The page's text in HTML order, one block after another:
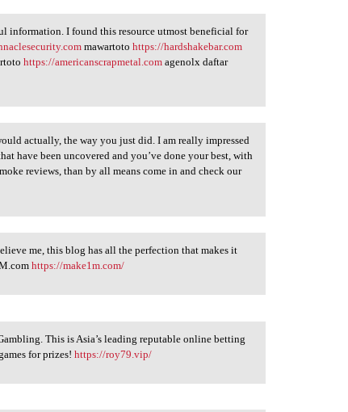
information. I found this resource utmost beneficial for
mawartotohttps://hardshakebar.com
https://americanscrapmetal.com agenolx daftar
actually, the way you just did. I am really impressed
have been uncovered and you’ve done your best, with
reviews, than by all means come in and check our
me, this blog has all the perfection that makes it
https://make1m.com/
This is Asia’s leading reputable online betting
for prizes!https://roy79.vip/